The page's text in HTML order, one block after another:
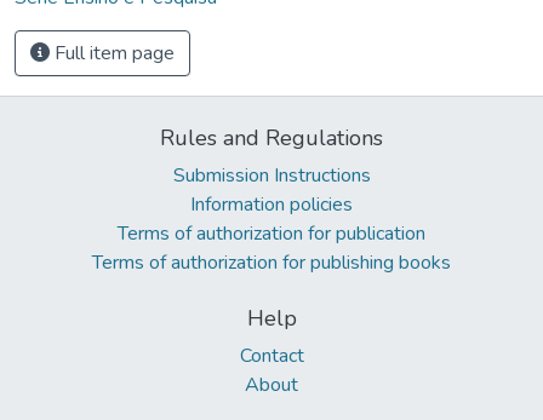
Full item page
Rules and Regulations
Submission Instructions
Information policies
Terms of authorization for publication
Terms of authorization for publishing books
Help
Contact
About